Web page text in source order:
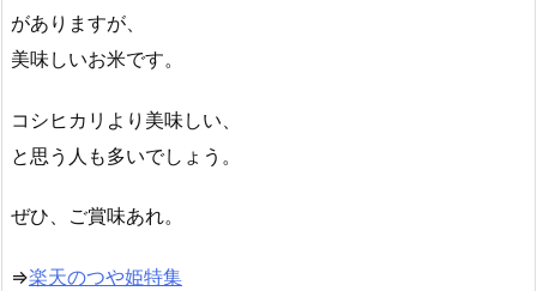
がありますが、
美味しいお米です。
コシヒカリより美味しい、
と思う人も多いでしょう。
ぜひ、ご賞味あれ。
⇒楽天のつや姫特集